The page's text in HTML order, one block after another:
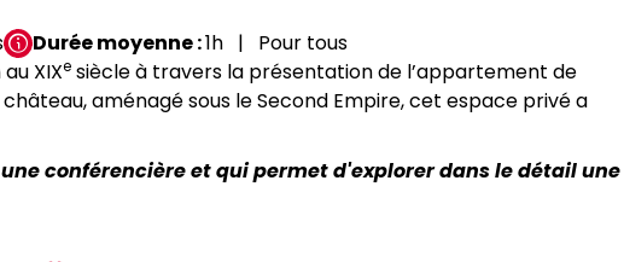
Durée moyenne 1h
Pour tous
XIXe siècle à travers la présentation de l’appartement de
aménagé sous le Second Empire, cet espace privé a
conférencière et qui permet d'explorer dans le détail une